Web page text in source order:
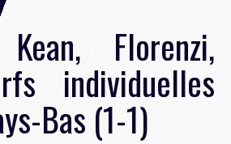
Florenzi,
individuelles
Bas (1-1)